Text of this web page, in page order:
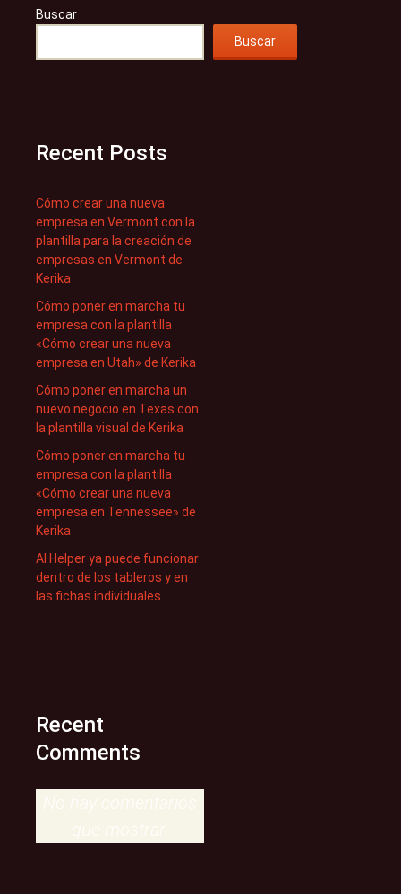
Buscar
Buscar
Recent Posts
Cómo crear una nueva
empresa en Vermont con la
plantilla para la creación de
empresas en Vermont de
Kerika
Cómo poner en marcha tu
empresa con la plantilla
«Cómo crear una nueva
empresa en Utah» de Kerika
Cómo poner en marcha un
nuevo negocio en Texas con
la plantilla visual de Kerika
Cómo poner en marcha tu
empresa con la plantilla
«Cómo crear una nueva
empresa en Tennessee» de
Kerika
AI Helper ya puede funcionar
dentro de los tableros y en
las fichas individuales
Recent
Comments
No hay comentarios
que mostrar.